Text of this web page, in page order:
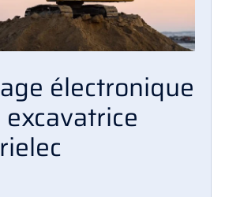
électronique